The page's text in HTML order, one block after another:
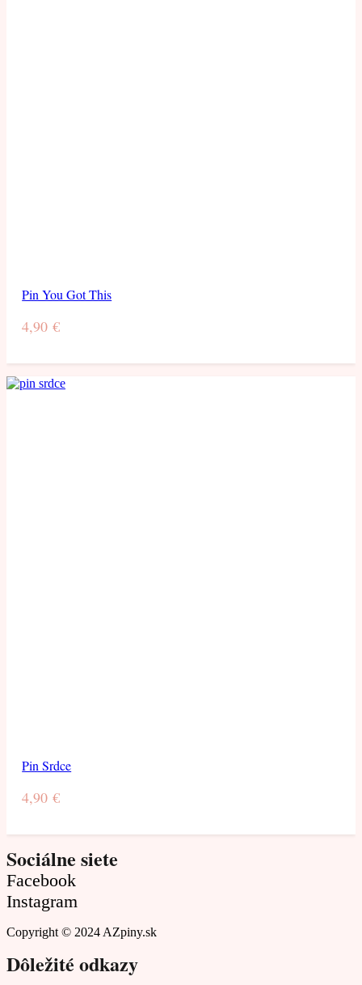
Pin You Got This
4,90€
Pin Srdce
4,90€
Sociálne siete
Facebook
Instagram
Copyright © 2024 AZpiny.sk
Dôležité odkazy